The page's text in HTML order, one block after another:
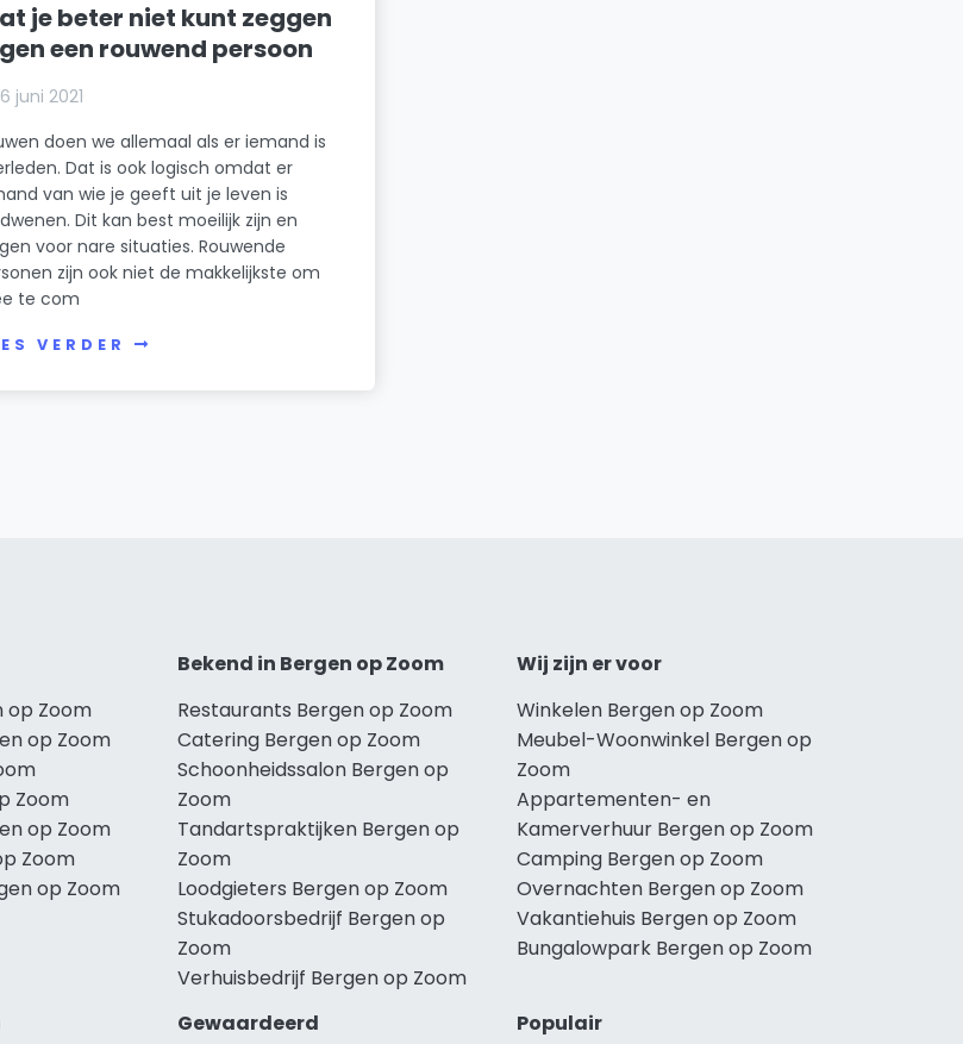
je beter niet kunt zeggen
een rouwend persoon
6 juni 2021
doen we allemaal als er iemand is
Dat is ook logisch omdat er
van wie je geeft uit je leven is
Dit kan best moeilijk zijn en
voor nare situaties. Rouwende
zijn ook niet de makkelijkste om
te com
VERDER
op Zoom
op Zoom
Zoom
op Zoom
Zoom
op Zoom
Bekend in Bergen op Zoom
Restaurants Bergen op Zoom
Catering Bergen op Zoom
Schoonheidssalon Bergen op
Zoom
Tandartspraktijken Bergen op
Zoom
Loodgieters Bergen op Zoom
Stukadoorsbedrijf Bergen op
Zoom
Verhuisbedrijf Bergen op Zoom
Wij zijn er voor
Winkelen Bergen op Zoom
Meubel-Woonwinkel Bergen op
Zoom
Appartementen- en
Kamerverhuur Bergen op Zoom
Camping Bergen op Zoom
Overnachten Bergen op Zoom
Vakantiehuis Bergen op Zoom
Bungalowpark Bergen op Zoom
Gewaardeerd Populair